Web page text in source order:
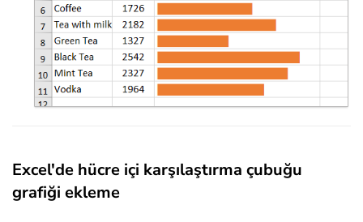
Excel'de hücre içi karşılaştırma çubuğu
grafiği ekleme